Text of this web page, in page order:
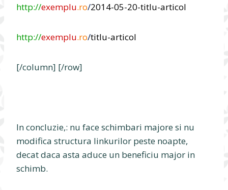
http://exemplu.ro/2014-05-20-titlu-articol
http://exemplu.ro/titlu-articol
[/column] [/row]
In concluzie,: nu face schimbari majore si nu
modifica structura linkurilor peste noapte,
decat daca asta aduce un beneficiu major in
schimb.